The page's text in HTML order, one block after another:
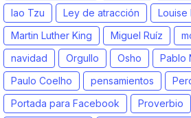
lao Tzu
Ley de atracción Louise
Martin Luther King
Miguel Ruíz
navidad
Orgullo Osho
Pablo
Paulo Coelho
pensamientos
Portada para Facebook
Proverbio